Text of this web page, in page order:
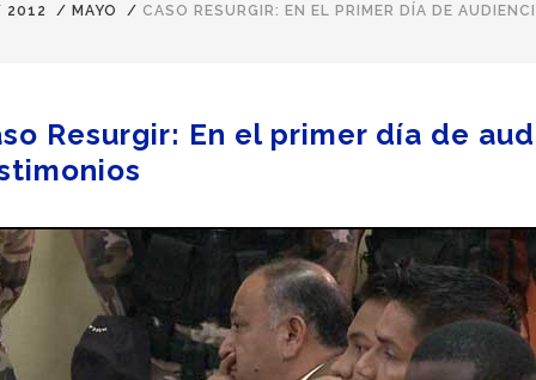
2012 / MAYO / CASO RESURGIR: EN EL PRIMER DÍA DE
Resurgir: En el primer día de